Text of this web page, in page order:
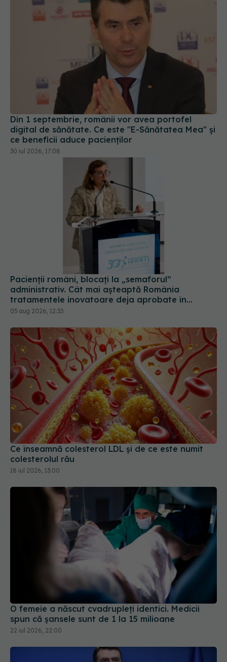
Din 1 septembrie, românii vor avea portofel
digital de sănătate. Ce este "E-Sănătatea Mea" și
ce beneficii aduce pacienților
30 iul 2026, 17:08
Pacienții români, blocați la „semaforul”
administrativ. Cât mai așteaptă România
tratamentele inovatoare deja aprobate în
Europa
05 aug 2026, 12:33
Ce înseamnă colesterol LDL și de ce este numit
colesterolul rău
18 iul 2026, 13:00
O femeie a născut cvadrupleți identici. Medicii
spun că șansele sunt de 1 la 15 milioane
22 iul 2026, 22:00